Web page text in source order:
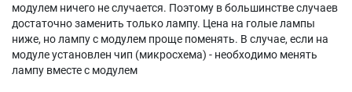
модулем ничего не случается. Поэтому в большинстве случаев
достаточно заменить только лампу. Цена на голые лампы
ниже, но лампу с модулем проще поменять. В случае, если на
модуле установлен чип (микросхема) - необходимо менять
лампу вместе с модулем